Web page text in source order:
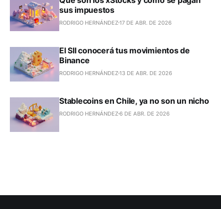
sus impuestos
RODRIGO HERNÁNDEZ17 DE ABR. DE 2026
El SII conocerá tus movimientos de
Binance
RODRIGO HERNÁNDEZ13 DE ABR. DE 2026
Stablecoins en Chile, ya no son un nicho
RODRIGO HERNÁNDEZ6 DE ABR. DE 2026